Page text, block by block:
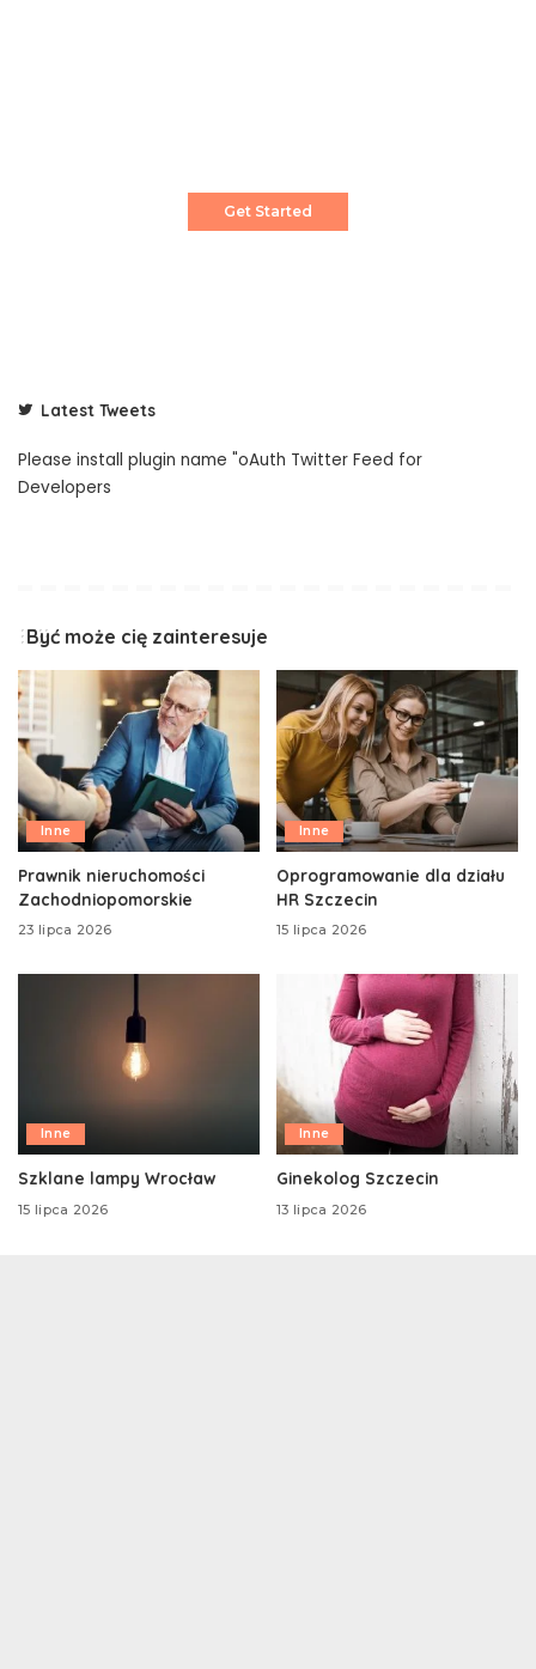
Get Started
Latest Tweets
Please install plugin name "oAuth Twitter Feed for
Developers
Być może cię zainteresuje
Inne
Prawnik nieruchomości
Zachodniopomorskie
23 lipca 2026
Inne
Oprogramowanie dla działu
HR Szczecin
15 lipca 2026
Inne
Szklane lampy Wrocław
15 lipca 2026
Inne
Ginekolog Szczecin
13 lipca 2026